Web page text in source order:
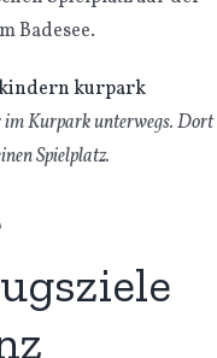
Badesee.
Kurpark unterwegs. Dort
Spielplatz.